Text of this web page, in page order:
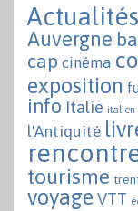
Actualités
Auvergne
cap cinéma
exposition
info Italie italien
l'Antiquité
tourisme
voyage VTT